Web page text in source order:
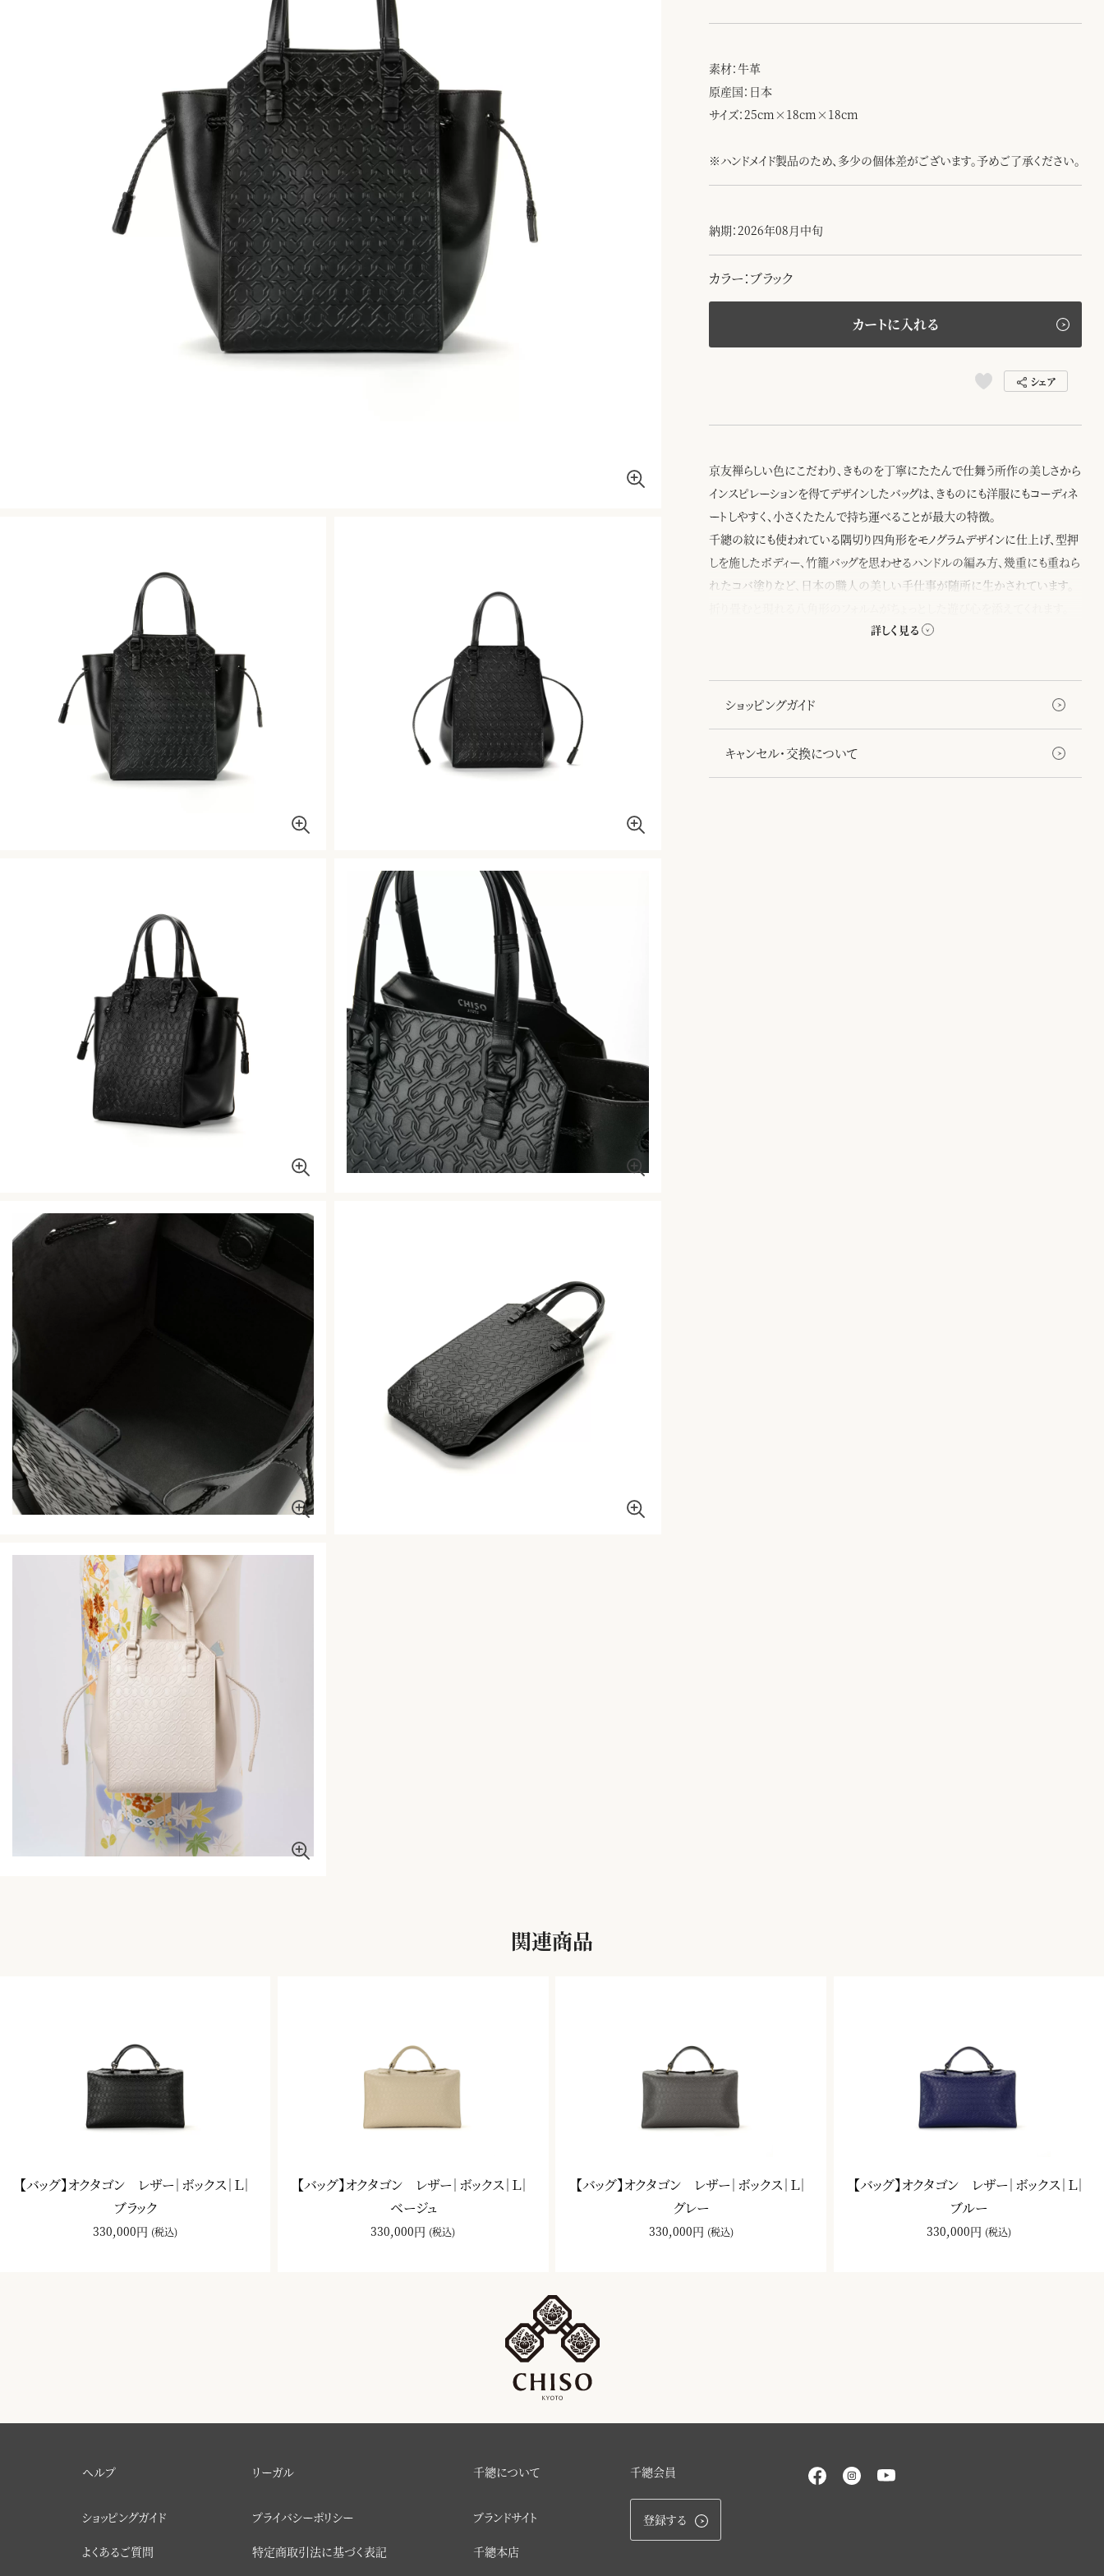
素材：牛革
原産国：日本
サイズ：25cm×18cm×18cm
※ハンドメイド製品のため、多少の個体差がございます。予めご了承ください。
納期：2026年08月中旬
カラー：ブラック
カートに入れる
シェア
京友禅らしい色にこだわり、きものを丁寧にたたんで仕舞う所作の美しさから
インスピレーションを得てデザインしたバッグは、きものにも洋服にもコーディネ
ートしやすく、小さくたたんで持ち運べることが最大の特徴。
千總の紋にも使われている隅切り四角形をモノグラムデザインに仕上げ、型押
しを施したボディー、竹籠バッグを思わせるハンドルの編み方、幾重にも重ねら
れたコバ塗りなど、日本の職人の美しい手仕事が随所に生かされています。
ショッピングガイド
キャンセル・交換について
関連商品
【バッグ】オクタゴン レザー｜ボックス｜Ｌ｜
ブラック
330,000円 (税込)
【バッグ】オクタゴン レザー｜ボックス｜Ｌ｜
ベージュ
330,000円 (税込)
【バッグ】オクタゴン レザー｜ボックス｜Ｌ｜
グレー
330,000円 (税込)
【バッグ】オクタゴン レザー｜ボックス｜Ｌ｜
ブルー
330,000円 (税込)
ヘルプ
ショッピングガイド
よくあるご質問
リーガル
プライバシーポリシー
特定商取引法に基づく表記
千總について
ブランドサイト
千總本店
千總会員
登録する